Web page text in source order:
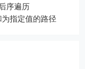
序遍历
指定值的路径